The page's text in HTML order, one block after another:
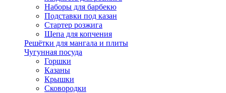
Наборы для барбекю
Подставки под казан
Стартер розжига
Щепа для копчения
Решётки для мангала и плиты
Чугунная посуда
Горшки
Казаны
Крышки
Сковородки